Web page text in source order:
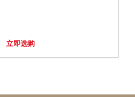
立即选购